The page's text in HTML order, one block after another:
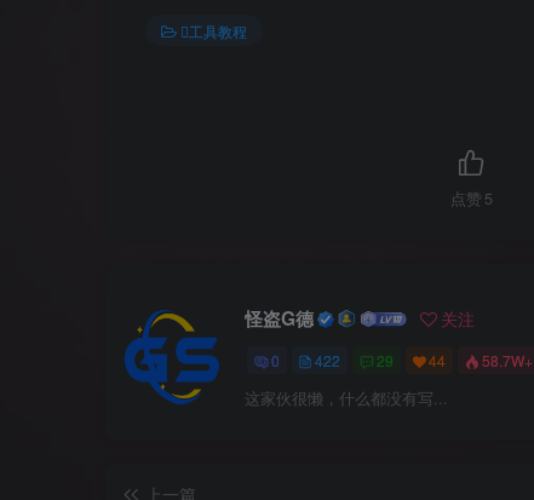
工具教程
点赞 5
怪盗G德 关注
0 422 29 44 58.7W+
这家伙很懒，什么都没有写...
上一篇